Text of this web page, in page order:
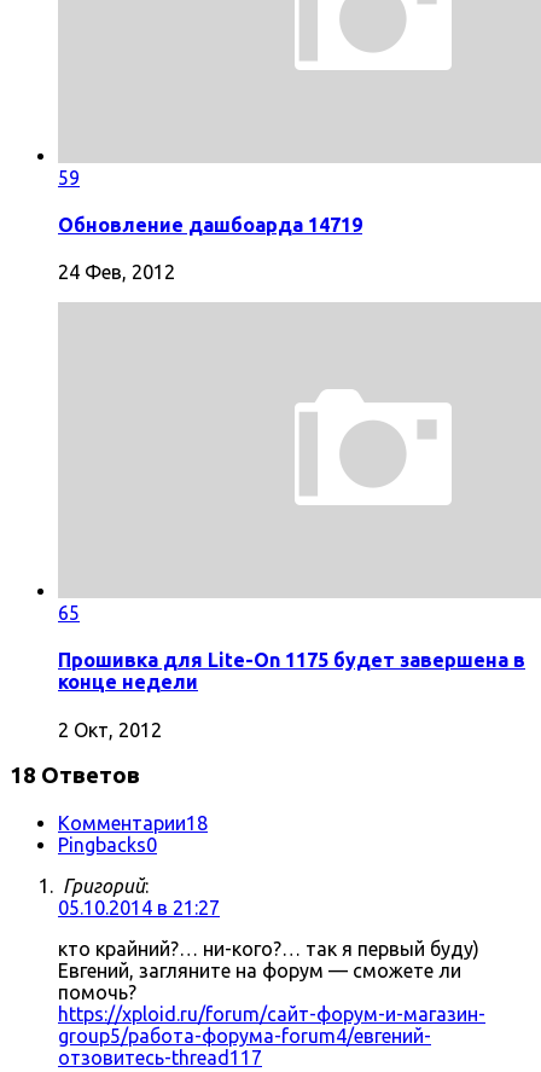
59
Обновление дашбоарда 14719
24 Фев, 2012
65
Прошивка для Lite-On 1175 будет завершена в
конце недели
2 Окт, 2012
18 Ответов
Комментарии18
Pingbacks0
Григорий:
05.10.2014 в 21:27
кто крайний?… ни-кого?… так я первый буду)
Евгений, загляните на форум — сможете ли
помочь?
https://xploid.ru/forum/сайт-форум-и-магазин-
group5/работа-форума-forum4/евгений-
отзовитесь-thread117